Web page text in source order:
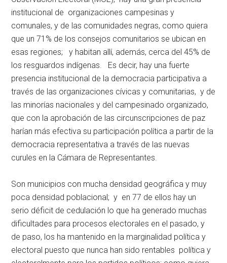
institucional de organizaciones campesinas y
comunales, y de las comunidades negras, como quiera
que un 71% de los consejos comunitarios se ubican en
esas regiones; y habitan allí, además, cerca del 45% de
los resguardos indígenas. Es decir, hay una fuerte
presencia institucional de la democracia participativa a
través de las organizaciones cívicas y comunitarias, y de
las minorías nacionales y del campesinado organizado,
que con la aprobación de las circunscripciones de paz
harían más efectiva su participación política a partir de la
democracia representativa a través de las nuevas
curules en la Cámara de Representantes.
Son municipios con mucha densidad geográfica y muy
poca densidad poblacional; y en 77 de ellos hay un
serio déficit de cedulación lo que ha generado muchas
dificultades para procesos electorales en el pasado, y
de paso, los ha mantenido en la marginalidad política y
electoral puesto que nunca han sido rentables política y